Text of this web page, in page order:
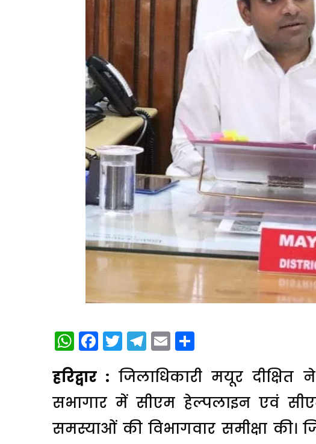
WhatsApp
Facebook
Twitter
Telegram
Email
हरिद्वार : जिलाधिकारी मयूर
सभागार में सीएम हेल्पलाइन एवं
समस्याओं की विभागवार समीक्षा की।